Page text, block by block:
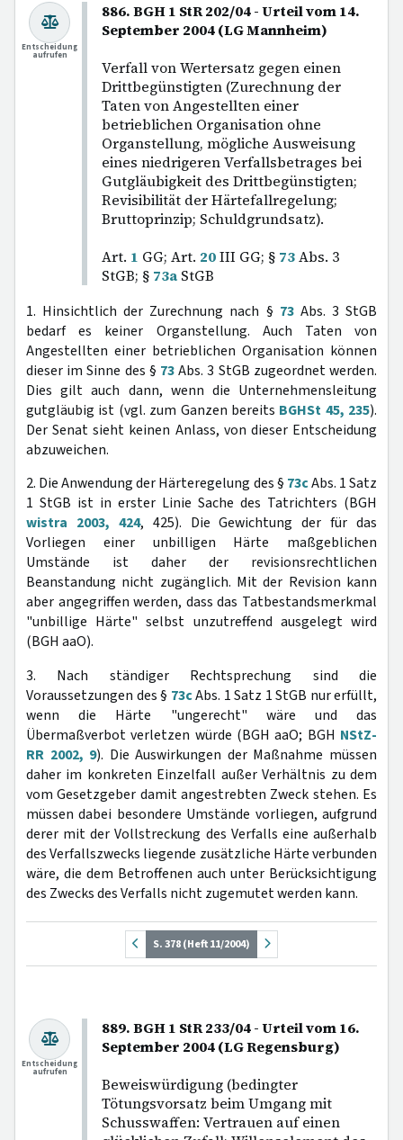
886. BGH 1 StR 202/04 - Urteil vom 14.
September 2004 (LG Mannheim)
Verfall von Wertersatz gegen einen
Drittbegünstigten (Zurechnung der
Taten von Angestellten einer
betrieblichen Organisation ohne
Organstellung, mögliche Ausweisung
eines niedrigeren Verfallsbetrages bei
Gutgläubigkeit des Drittbegünstigten;
Revisibilität der Härtefallregelung;
Bruttoprinzip; Schuldgrundsatz).
Art. 1 GG; Art. 20III GG; § 73Abs. 3
StGB; § 73a StGB
Entscheidung
aufrufen
1. Hinsichtlich der Zurechnung nach § 73Abs. 3 StGB
bedarf es keiner Organstellung. Auch Taten von
Angestellten einer betrieblichen Organisation können
dieser im Sinne des § 73Abs. 3 StGB zugeordnet werden.
Dies gilt auch dann, wenn die Unternehmensleitung
gutgläubig ist (vgl. zum Ganzen bereits BGHSt 45, 235).
Der Senat sieht keinen Anlass, von dieser Entscheidung
abzuweichen.
2. Die Anwendung der Härteregelung des § 73cAbs. 1 Satz
1 StGB ist in erster Linie Sache des Tatrichters (BGH
wistra 2003, 424, 425). Die Gewichtung der für das
Vorliegen einer unbilligen Härte maßgeblichen
Umstände ist daher der revisionsrechtlichen
Beanstandung nicht zugänglich. Mit der Revision kann
aber angegriffen werden, dass das Tatbestandsmerkmal
"unbillige Härte" selbst unzutreffend ausgelegt wird
(BGH aaO).
3. Nach ständiger Rechtsprechung sind die
Voraussetzungen des § 73cAbs. 1 Satz 1 StGB nur erfüllt,
wenn die Härte "ungerecht" wäre und das
Übermaßverbot verletzen würde (BGH aaO; BGH NStZ-
RR 2002, 9). Die Auswirkungen der Maßnahme müssen
daher im konkreten Einzelfall außer Verhältnis zu dem
vom Gesetzgeber damit angestrebten Zweck stehen. Es
müssen dabei besondere Umstände vorliegen, aufgrund
derer mit der Vollstreckung des Verfalls eine außerhalb
des Verfallszwecks liegende zusätzliche Härte verbunden
wäre, die dem Betroffenen auch unter Berücksichtigung
des Zwecks des Verfalls nicht zugemutet werden kann.
S. 378 (Heft 11/2004)
889. BGH 1 StR 233/04 - Urteil vom 16.
September 2004 (LG Regensburg)
Beweiswürdigung (bedingter
Tötungsvorsatz beim Umgang mit
Schusswaffen: Vertrauen auf einen
Entscheidung
aufrufen